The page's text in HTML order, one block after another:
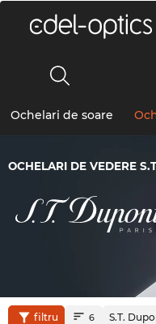
Ochelari de soare
OCHELARI DE VEDERE
filtru 6 S.T.